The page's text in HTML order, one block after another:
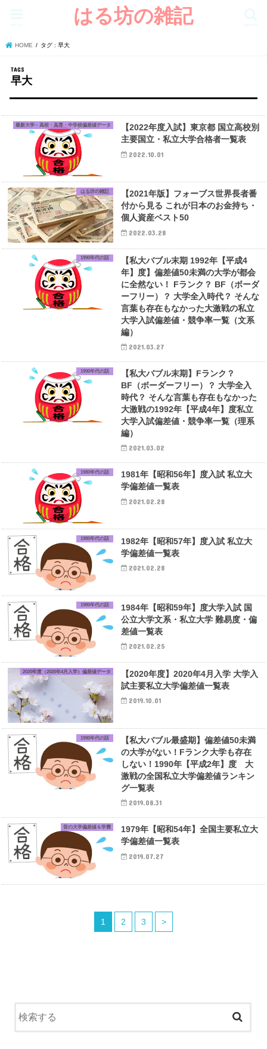
はる坊の雑記
HOME タグ : 早大
早大
最新大学・高校・高専・中学校偏差値データ
【2022年度入試】東京都 国立高校別
主要国立・私立大学合格者一覧表
2022.10.01
はる坊の雑記
【2021年版】フォーブス世界長者番
付から見る これが日本のお金持ち・
個人資産ベスト50
2022.03.28
1990年代の話
【私大バブル末期 1992年【平成4
年】度】偏差値50未満の大学が都会
に全然ない！ Fランク？ BF（ボーダ
ーフリー）？ 大学全入時代？ そんな
言葉も存在もなかった大激戦の私立
大学入試偏差値・競争率一覧（文系
編）
2021.03.27
1990年代の話
【私大バブル末期】Fランク？
BF（ボーダーフリー）？ 大学全入
時代？ そんな言葉も存在もなかった
大激戦の1992年【平成4年】度私立
大学入試偏差値・競争率一覧（理系
編）
2021.03.02
1980年代の話
1981年【昭和56年】度入試 私立大
学偏差値一覧表
2021.02.28
1980年代の話
1982年【昭和57年】度入試 私立大
学偏差値一覧表
2021.02.28
1980年代の話
1984年【昭和59年】度大学入試 国
公立大学文系・私立大学 難易度・偏
差値一覧表
2021.02.25
2020年度（2020年4月入学）偏差値データ
【2020年度】2020年4月入学 大学入
試主要私立大学偏差値一覧表
2019.10.01
1990年代の話
【私大バブル最盛期】偏差値50未満
の大学がない！Fランク大学も存在
しない！1990年【平成2年】度 大
激戦の全国私立大学偏差値ランキン
グ一覧表
2019.08.31
昔の大学偏差値＆学費
1979年【昭和54年】全国主要私立大
学偏差値一覧表
2019.07.27
1 2 3 >